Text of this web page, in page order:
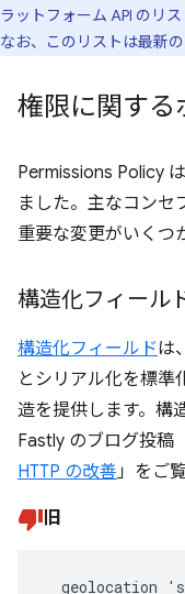
ラットフォーム API のリス
なお、このリストは最新
権限に関する
Permissions Policy
ました。主なコンセ
重要な変更がいくつ
構造化フィール
構造化フィールドは
とシリアル化を標準
造を提供します。構
Fastly のブログ投稿
HTTP の改善」をご
旧
geolocation